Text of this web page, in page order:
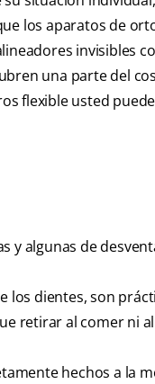
los aparatos de
invisibles
una parte del
flexible usted
algunas de
los dientes, son
retirar al comer ni
hechos a la